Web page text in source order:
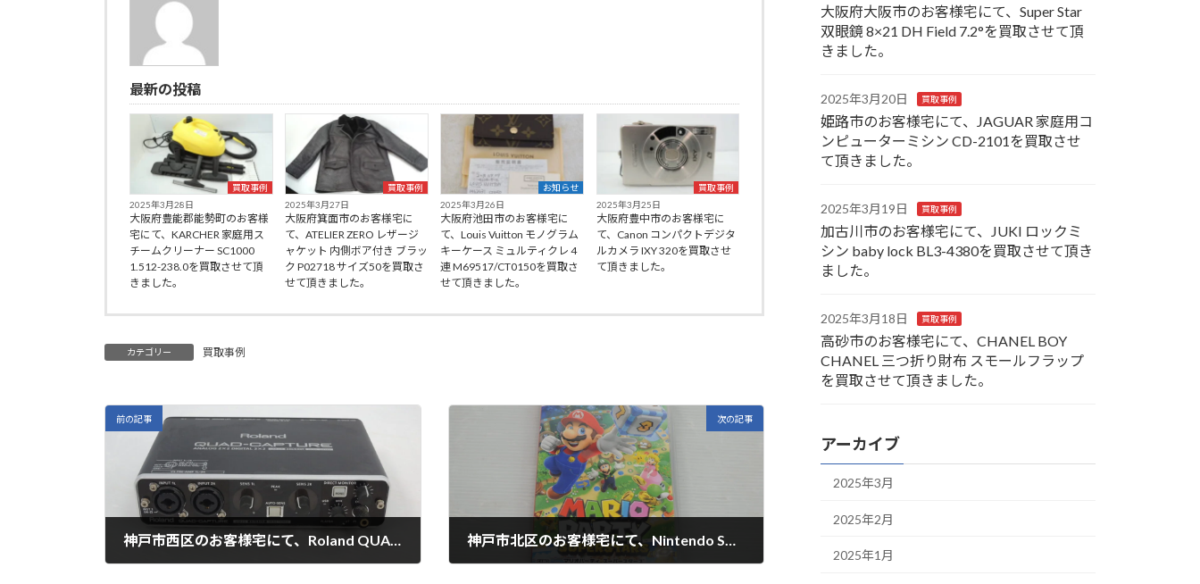
最新の投稿
買取事例
2025年3月28日
大阪府豊能郡能勢町のお客様
宅にて、KARCHER 家庭用ス
チームクリーナー SC1000
1.512-238.0を買取させて頂
きました。
買取事例
2025年3月27日
大阪府箕面市のお客様宅に
て、ATELIER ZERO レザージ
ャケット 内側ボア付き ブラッ
ク P02718 サイズ50を買取さ
せて頂きました。
お知らせ
2025年3月26日
大阪府池田市のお客様宅に
て、Louis Vuitton モノグラム
キーケース ミュルティクレ 4
連 M69517/CT0150を買取さ
せて頂きました。
買取事例
2025年3月25日
大阪府豊中市のお客様宅に
て、Canon コンパクトデジタ
ルカメラ IXY 320を買取させ
て頂きました。
カテゴリー 買取事例
前の記事
神戸市西区のお客様宅にて、Roland QUAD-CAPTURE UA-55を買取させて頂きました。
次の記事
神戸市北区のお客様宅にて、Nintendo SWITCH ソフト MARIO PARTY SUPER STARS を買取させて頂きました。
大阪府大阪市のお客様宅にて、Super Star
双眼鏡 8×21 DH Field 7.2°を買取させて頂
きました。
2025年3月20日 買取事例
姫路市のお客様宅にて、JAGUAR 家庭用コ
ンピューターミシン CD-2101を買取させ
て頂きました。
2025年3月19日 買取事例
加古川市のお客様宅にて、JUKI ロックミ
シン baby lock BL3-4380を買取させて頂き
ました。
2025年3月18日 買取事例
高砂市のお客様宅にて、CHANEL BOY
CHANEL 三つ折り財布 スモールフラップ
を買取させて頂きました。
アーカイブ
2025年3月
2025年2月
2025年1月